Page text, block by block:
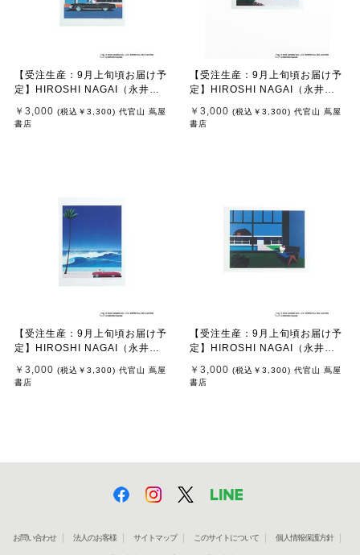
【受注生産：9月上旬頃お届け予
定】HIROSHI NAGAI（永井
キティ） ポスター / KTHN-PT U
￥3,000 (税込 ￥3,300) 代官山 蔦屋
書店
【受注生産：9月上旬頃お届け予
定】HIROSHI NAGAI（永井
キティ） ポスター / KTHN-PT U
￥3,000 (税込 ￥3,300) 代官山 蔦屋
書店
【受注生産：9月上旬頃お届け予
定】HIROSHI NAGAI（永井
キティ） ポスター / KTHN-PT U
￥3,000 (税込 ￥3,300) 代官山 蔦屋
書店
【受注生産：9月上旬頃お届け予
定】HIROSHI NAGAI（永井
キティ） ポスター / KTHN-PT U
￥3,000 (税込 ￥3,300) 代官山 蔦屋
書店
お問い合わせ 法人のお客様 サイトマップ このサイトについて 個人情報保護方針